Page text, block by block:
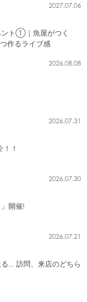
2027.07.06
ント①｜魚屋がつく
作るライブ感
2026.08.08
2026.07.31
！
2026.07.30
開催!
2026.07.21
… 訪問、来店のどちら